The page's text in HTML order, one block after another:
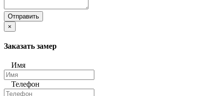
Отправить
×
Заказать замер
Имя
Телефон